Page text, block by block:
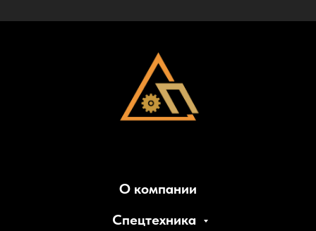
О компании
Спецтехника